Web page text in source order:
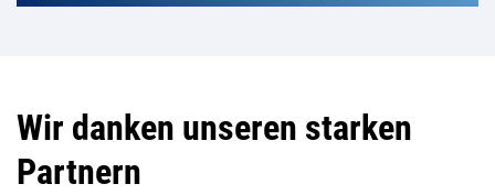
Wir danken unseren starken
Partnern